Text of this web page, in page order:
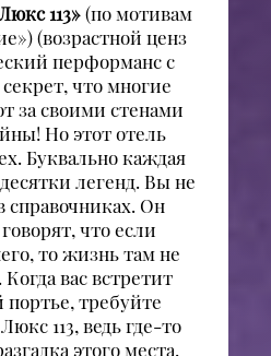
113»(по мотивам
(возрастной ценз
перформанс с
что многие
за своими стенами
Но этот отель
Буквально каждая
легенд. Вы не
справочниках. Он
что если
то жизнь там не
вас встретит
требуйте
113, ведь где-то
этого места.